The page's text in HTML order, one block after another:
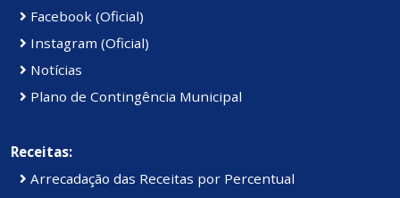
Facebook (Oficial)
Instagram (Oficial)
Notícias
Plano de Contingência Municipal
Receitas:
Arrecadação das Receitas por Percentual